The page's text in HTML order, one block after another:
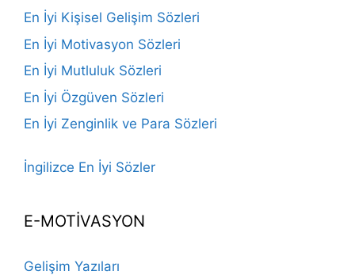
En İyi Kişisel Gelişim Sözleri
En İyi Motivasyon Sözleri
En İyi Mutluluk Sözleri
En İyi Özgüven Sözleri
En İyi Zenginlik ve Para Sözleri
İngilizce En İyi Sözler
E-MOTİVASYON
Gelişim Yazıları